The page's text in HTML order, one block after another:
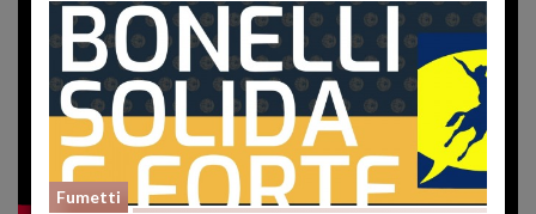
Fumetti